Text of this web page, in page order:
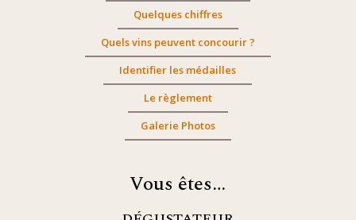
Quelques chiffres
Quels vins peuvent concourir ?
Identifier les médailles
Le règlement
Galerie Photos
Vous êtes…